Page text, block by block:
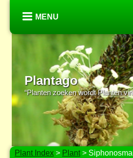
MENU
Plantago
“Planten zoeken wordt Planten
Plant Index > Plant>